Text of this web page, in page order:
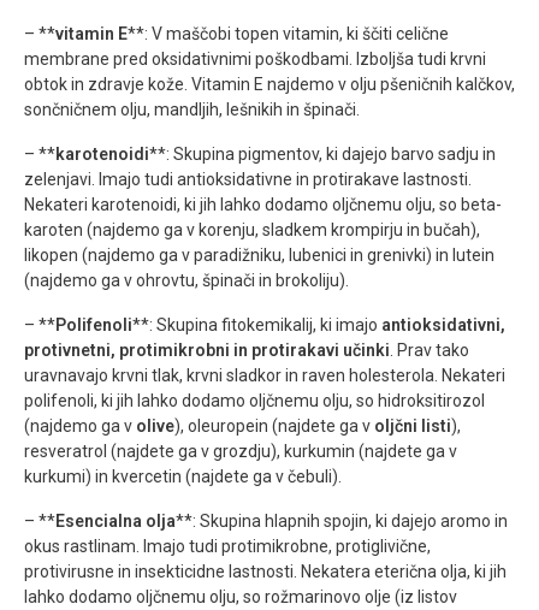
– **vitamin E**: V maščobi topen vitamin, ki ščiti celične
membrane pred oksidativnimi poškodbami. Izboljša tudi krvni
obtok in zdravje kože. Vitamin E najdemo v olju pšeničnih kalčkov,
sončničnem olju, mandljih, lešnikih in špinači.
– **karotenoidi**: Skupina pigmentov, ki dajejo barvo sadju in
zelenjavi. Imajo tudi antioksidativne in protirakave lastnosti.
Nekateri karotenoidi, ki jih lahko dodamo oljčnemu olju, so beta-
karoten (najdemo ga v korenju, sladkem krompirju in bučah),
likopen (najdemo ga v paradižniku, lubenici in grenivki) in lutein
(najdemo ga v ohrovtu, špinači in brokoliju).
– **Polifenoli**: Skupina fitokemikalij, ki imajo antioksidativni,
protivnetni, protimikrobni in protirakavi učinki . Prav tako
uravnavajo krvni tlak, krvni sladkor in raven holesterola. Nekateri
polifenoli, ki jih lahko dodamo oljčnemu olju, so hidroksitirozol
(najdemo ga v olive), oleuropein (najdete ga v oljčni listi),
resveratrol (najdete ga v grozdju), kurkumin (najdete ga v
kurkumi) in kvercetin (najdete ga v čebuli).
– **Esencialna olja**: Skupina hlapnih spojin, ki dajejo aromo in
okus rastlinam. Imajo tudi protimikrobne, protiglivične,
protivirusne in insekticidne lastnosti. Nekatera eterična olja, ki jih
lahko dodamo oljčnemu olju, so rožmarinovo olje (iz listov